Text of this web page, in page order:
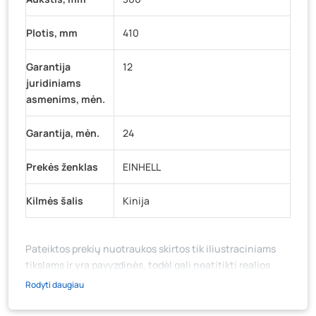
Plotis, mm 410
Garantija
juridiniams
asmenims, mėn.
12
Garantija, mėn. 24
Prekės ženklas EINHELL
Kilmės šalis Kinija
Pateiktos prekių nuotraukos skirtos tik iliustraciniams
tikslams ir yra pavyzdinės, todėl gali neatitikti realios
prekių ir jų pakuotės išvaizdos, komplektacijos, spalvos ar
aprašymu) yra bendrinio pobūdžio, jame nebūtinai
Rodyti daugiau